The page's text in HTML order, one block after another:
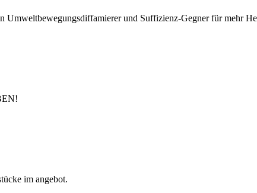
Umweltbewegungsdiffamierer und Suffizienz-Gegner für mehr
im angebot.